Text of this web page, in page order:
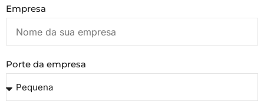
Empresa
Porte da empresa